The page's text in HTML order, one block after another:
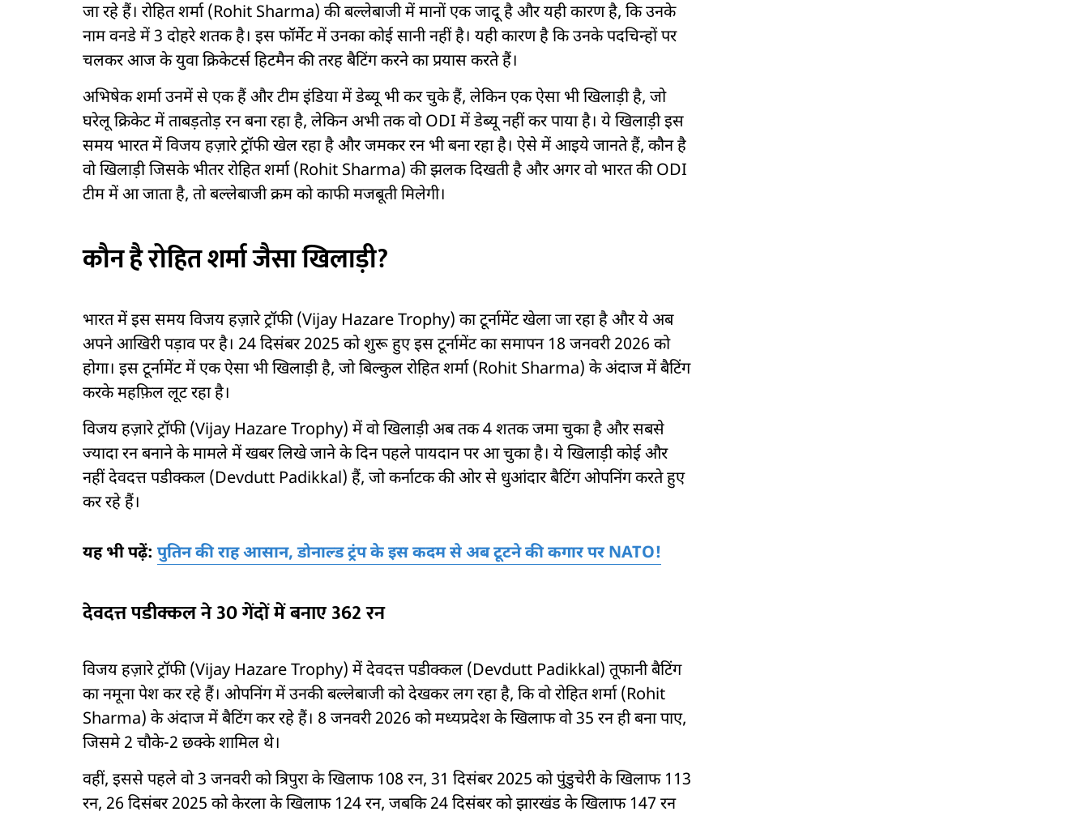
जा रहे हैं। रोहित शर्मा (Rohit Sharma) की बल्लेबाजी में मानों एक जादू है और यही कारण है, कि उनके
नाम वनडे में 3 दोहरे शतक है। इस फॉर्मेट में उनका कोई सानी नहीं है। यही कारण है कि उनके पदचिन्हों पर
चलकर आज के युवा क्रिकेटर्स हिटमैन की तरह बैटिंग करने का प्रयास करते हैं।
अभिषेक शर्मा उनमें से एक हैं और टीम इंडिया में डेब्यू भी कर चुके हैं, लेकिन एक ऐसा भी खिलाड़ी है, जो
घरेलू क्रिकेट में ताबड़तोड़ रन बना रहा है, लेकिन अभी तक वो ODI में डेब्यू नहीं कर पाया है। ये खिलाड़ी इस
समय भारत में विजय हज़ारे ट्रॉफी खेल रहा है और जमकर रन भी बना रहा है। ऐसे में आइये जानते हैं, कौन है
वो खिलाड़ी जिसके भीतर रोहित शर्मा (Rohit Sharma) की झलक दिखती है और अगर वो भारत की ODI
टीम में आ जाता है, तो बल्लेबाजी क्रम को काफी मजबूती मिलेगी।
कौन है रोहित शर्मा जैसा खिलाड़ी?
भारत में इस समय विजय हज़ारे ट्रॉफी (Vijay Hazare Trophy) का टूर्नामेंट खेला जा रहा है और ये अब
अपने आखिरी पड़ाव पर है। 24 दिसंबर 2025 को शुरू हुए इस टूर्नामेंट का समापन 18 जनवरी 2026 को
होगा। इस टूर्नामेंट में एक ऐसा भी खिलाड़ी है, जो बिल्कुल रोहित शर्मा (Rohit Sharma) के अंदाज में बैटिंग
करके महफ़िल लूट रहा है।
विजय हज़ारे ट्रॉफी (Vijay Hazare Trophy) में वो खिलाड़ी अब तक 4 शतक जमा चुका है और सबसे
ज्यादा रन बनाने के मामले में खबर लिखे जाने के दिन पहले पायदान पर आ चुका है। ये खिलाड़ी कोई और
नहीं देवदत्त पडीक्कल (Devdutt Padikkal) हैं, जो कर्नाटक की ओर से धुआंदार बैटिंग ओपनिंग करते हुए
कर रहे हैं।
यह भी पढ़ें: पुतिन की राह आसान, डोनाल्ड ट्रंप के इस कदम से अब टूटने की कगार पर NATO!
देवदत्त पडीक्कल ने 30 गेंदों में बनाए 362 रन
विजय हज़ारे ट्रॉफी (Vijay Hazare Trophy) में देवदत्त पडीक्कल (Devdutt Padikkal) तूफानी बैटिंग
का नमूना पेश कर रहे हैं। ओपनिंग में उनकी बल्लेबाजी को देखकर लग रहा है, कि वो रोहित शर्मा (Rohit
Sharma) के अंदाज में बैटिंग कर रहे हैं। 8 जनवरी 2026 को मध्यप्रदेश के खिलाफ वो 35 रन ही बना पाए,
जिसमे 2 चौके-2 छक्के शामिल थे।
वहीं, इससे पहले वो 3 जनवरी को त्रिपुरा के खिलाफ 108 रन, 31 दिसंबर 2025 को पुंडुचेरी के खिलाफ 113
रन, 26 दिसंबर 2025 को केरला के खिलाफ 124 रन, जबकि 24 दिसंबर को झारखंड के खिलाफ 147 रन